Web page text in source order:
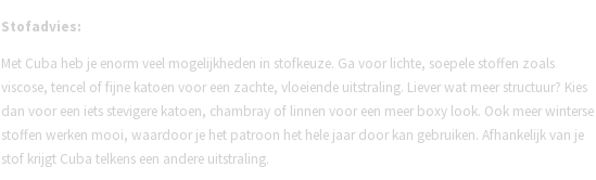
Stofadvies:
Met Cuba heb je enorm veel mogelijkheden in stofkeuze. Ga voor lichte, soepele stoffen zoals
viscose, tencel of fijne katoen voor een zachte, vloeiende uitstraling. Liever wat meer structuur? Kies
dan voor een iets stevigere katoen, chambray of linnen voor een meer boxy look. Ook meer winterse
stoffen werken mooi, waardoor je het patroon het hele jaar door kan gebruiken. Afhankelijk van je
stof krijgt Cuba telkens een andere uitstraling.